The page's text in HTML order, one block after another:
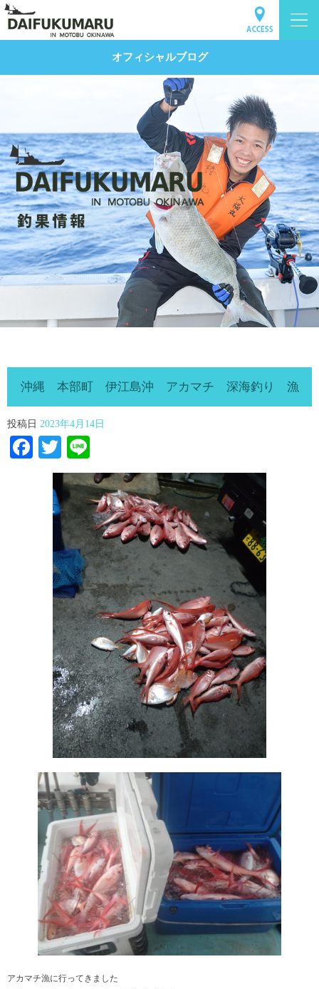
オフィシャルブログ
沖縄 本部町 伊江島沖 アカマチ 深海釣り 漁
投稿日 2023年4月14日
Facebook
Twitter
アカマチ漁に行ってきました